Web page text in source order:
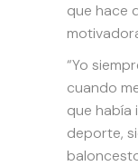
que hace
“Yo
cuando
que había
deporte,